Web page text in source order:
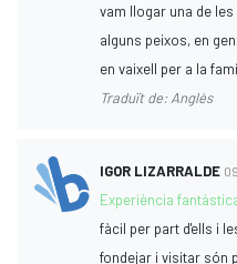
vam llogar una de
alguns peixos, en
en vaixell per a la
Traduït de: Anglès
IGOR LIZARRALDE
Experiència
fàcil per part d'ells i
fondejar i visitar són